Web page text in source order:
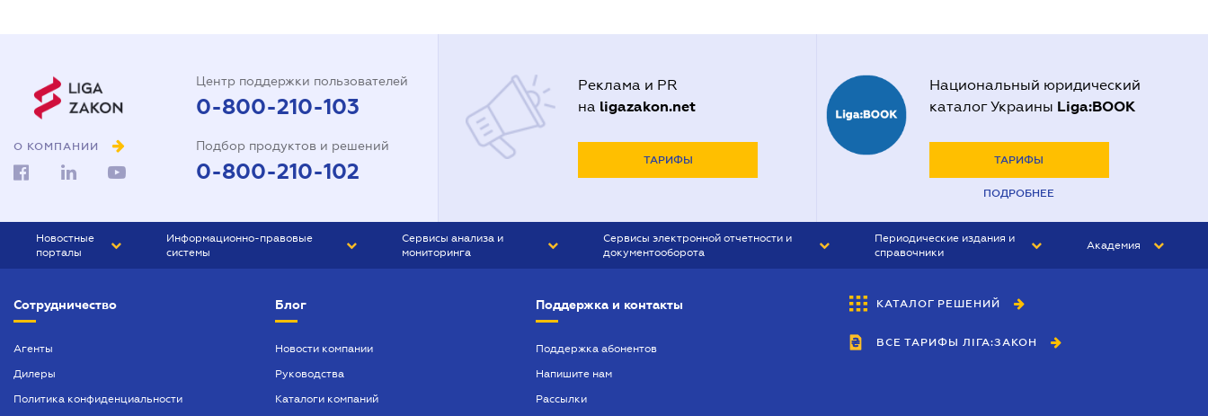
О КОМПАНИИ
Центр поддержки пользователей
0-800-210-103
Подбор продуктов и решений
0-800-210-102
Реклама и PR
на ligazakon.net
ТАРИФЫ
Национальный юридический
каталог Украины Liga:BOOK
ТАРИФЫ
ПОДРОБНЕЕ
Новостные
порталы
БИЗНЕС
Информационно-правовые
системы
БУХГАЛТЕР ПРОФ
ЮРИСТ ПРОФ
Сервисы анализа и
мониторинга
Сервисы электронной отчетности и
документооборота
Периодические издания и
справочники
БУХГАЛТЕР&ЗАКОН
ВЕСТНИК МСФО
Академия
Сотрудничество
Агенты
Дилеры
Политика конфиденциальности
Блог
Новости компании
Руководства
Каталоги компаний
Поддержка и контакты
Поддержка абонентов
Напишите нам
Рассылки
КАТАЛОГ РЕШЕНИЙ
ВСЕ ТАРИФЫ ЛІГА:ЗАКОН